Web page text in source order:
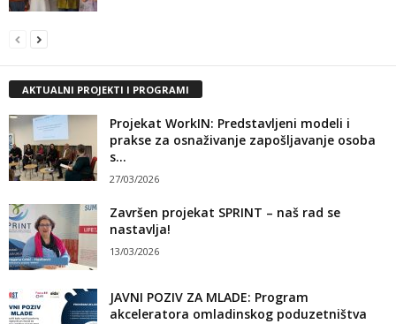
AKTUALNI PROJEKTI I PROGRAMI
Projekat WorkIN: Predstavljeni modeli i
prakse za osnaživanje zapošljavanje osoba
s...
27/03/2026
Završen projekat SPRINT – naš rad se
nastavlja!
13/03/2026
JAVNI POZIV ZA MLADE: Program
akceleratora omladinskog poduzetništva